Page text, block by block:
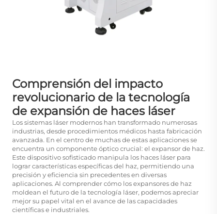
Comprensión del impacto
revolucionario de la tecnología
de expansión de haces láser
Los sistemas láser modernos han transformado numerosas
industrias, desde procedimientos médicos hasta fabricación
avanzada. En el centro de muchas de estas aplicaciones se
encuentra un componente óptico crucial: el expansor de haz.
Este dispositivo sofisticado manipula los haces láser para
lograr características específicas del haz, permitiendo una
precisión y eficiencia sin precedentes en diversas
aplicaciones. Al comprender cómo los expansores de haz
moldean el futuro de la tecnología láser, podemos apreciar
mejor su papel vital en el avance de las capacidades
científicas e industriales.